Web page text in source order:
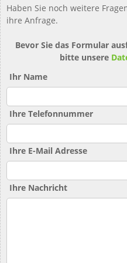
Haben Sie noch weitere
ihre Anfrage.
Bevor Sie das Formular
bitte unsere
Ihr Name
Ihre Telefonnummer
Ihre E-Mail Adresse
Ihre Nachricht